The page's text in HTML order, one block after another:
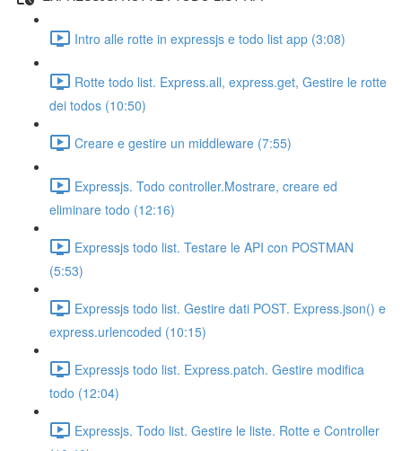
Intro alle rotte in expressjs e todo list app (3:08)
Rotte todo list. Express.all, express.get, Gestire le rotte
dei todos (10:50)
Creare e gestire un middleware (7:55)
Expressjs. Todo controller.Mostrare, creare ed
eliminare todo (12:16)
Expressjs todo list. Testare le API con POSTMAN
(5:53)
Expressjs todo list. Gestire dati POST. Express.json() e
express.urlencoded (10:15)
Expressjs todo list. Express.patch. Gestire modifica
todo (12:04)
Expressjs. Todo list. Gestire le liste. Rotte e Controller